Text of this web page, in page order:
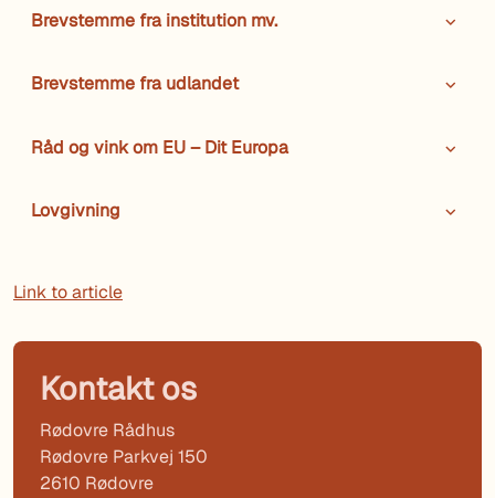
Brevstemme fra institution mv.
Brevstemme fra udlandet
Råd og vink om EU – Dit Europa
Lovgivning
Link to article
Kontakt os
Rødovre Rådhus
Rødovre Parkvej 150
2610 Rødovre